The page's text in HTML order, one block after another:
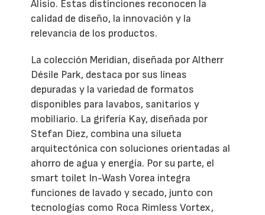
Alisio. Estas distinciones reconocen la
calidad de diseño, la innovación y la
relevancia de los productos.
La colección Meridian, diseñada por Altherr
Désile Park, destaca por sus líneas
depuradas y la variedad de formatos
disponibles para lavabos, sanitarios y
mobiliario. La grifería Kay, diseñada por
Stefan Diez, combina una silueta
arquitectónica con soluciones orientadas al
ahorro de agua y energía. Por su parte, el
smart toilet In-Wash Vorea integra
funciones de lavado y secado, junto con
tecnologías como Roca Rimless Vortex,